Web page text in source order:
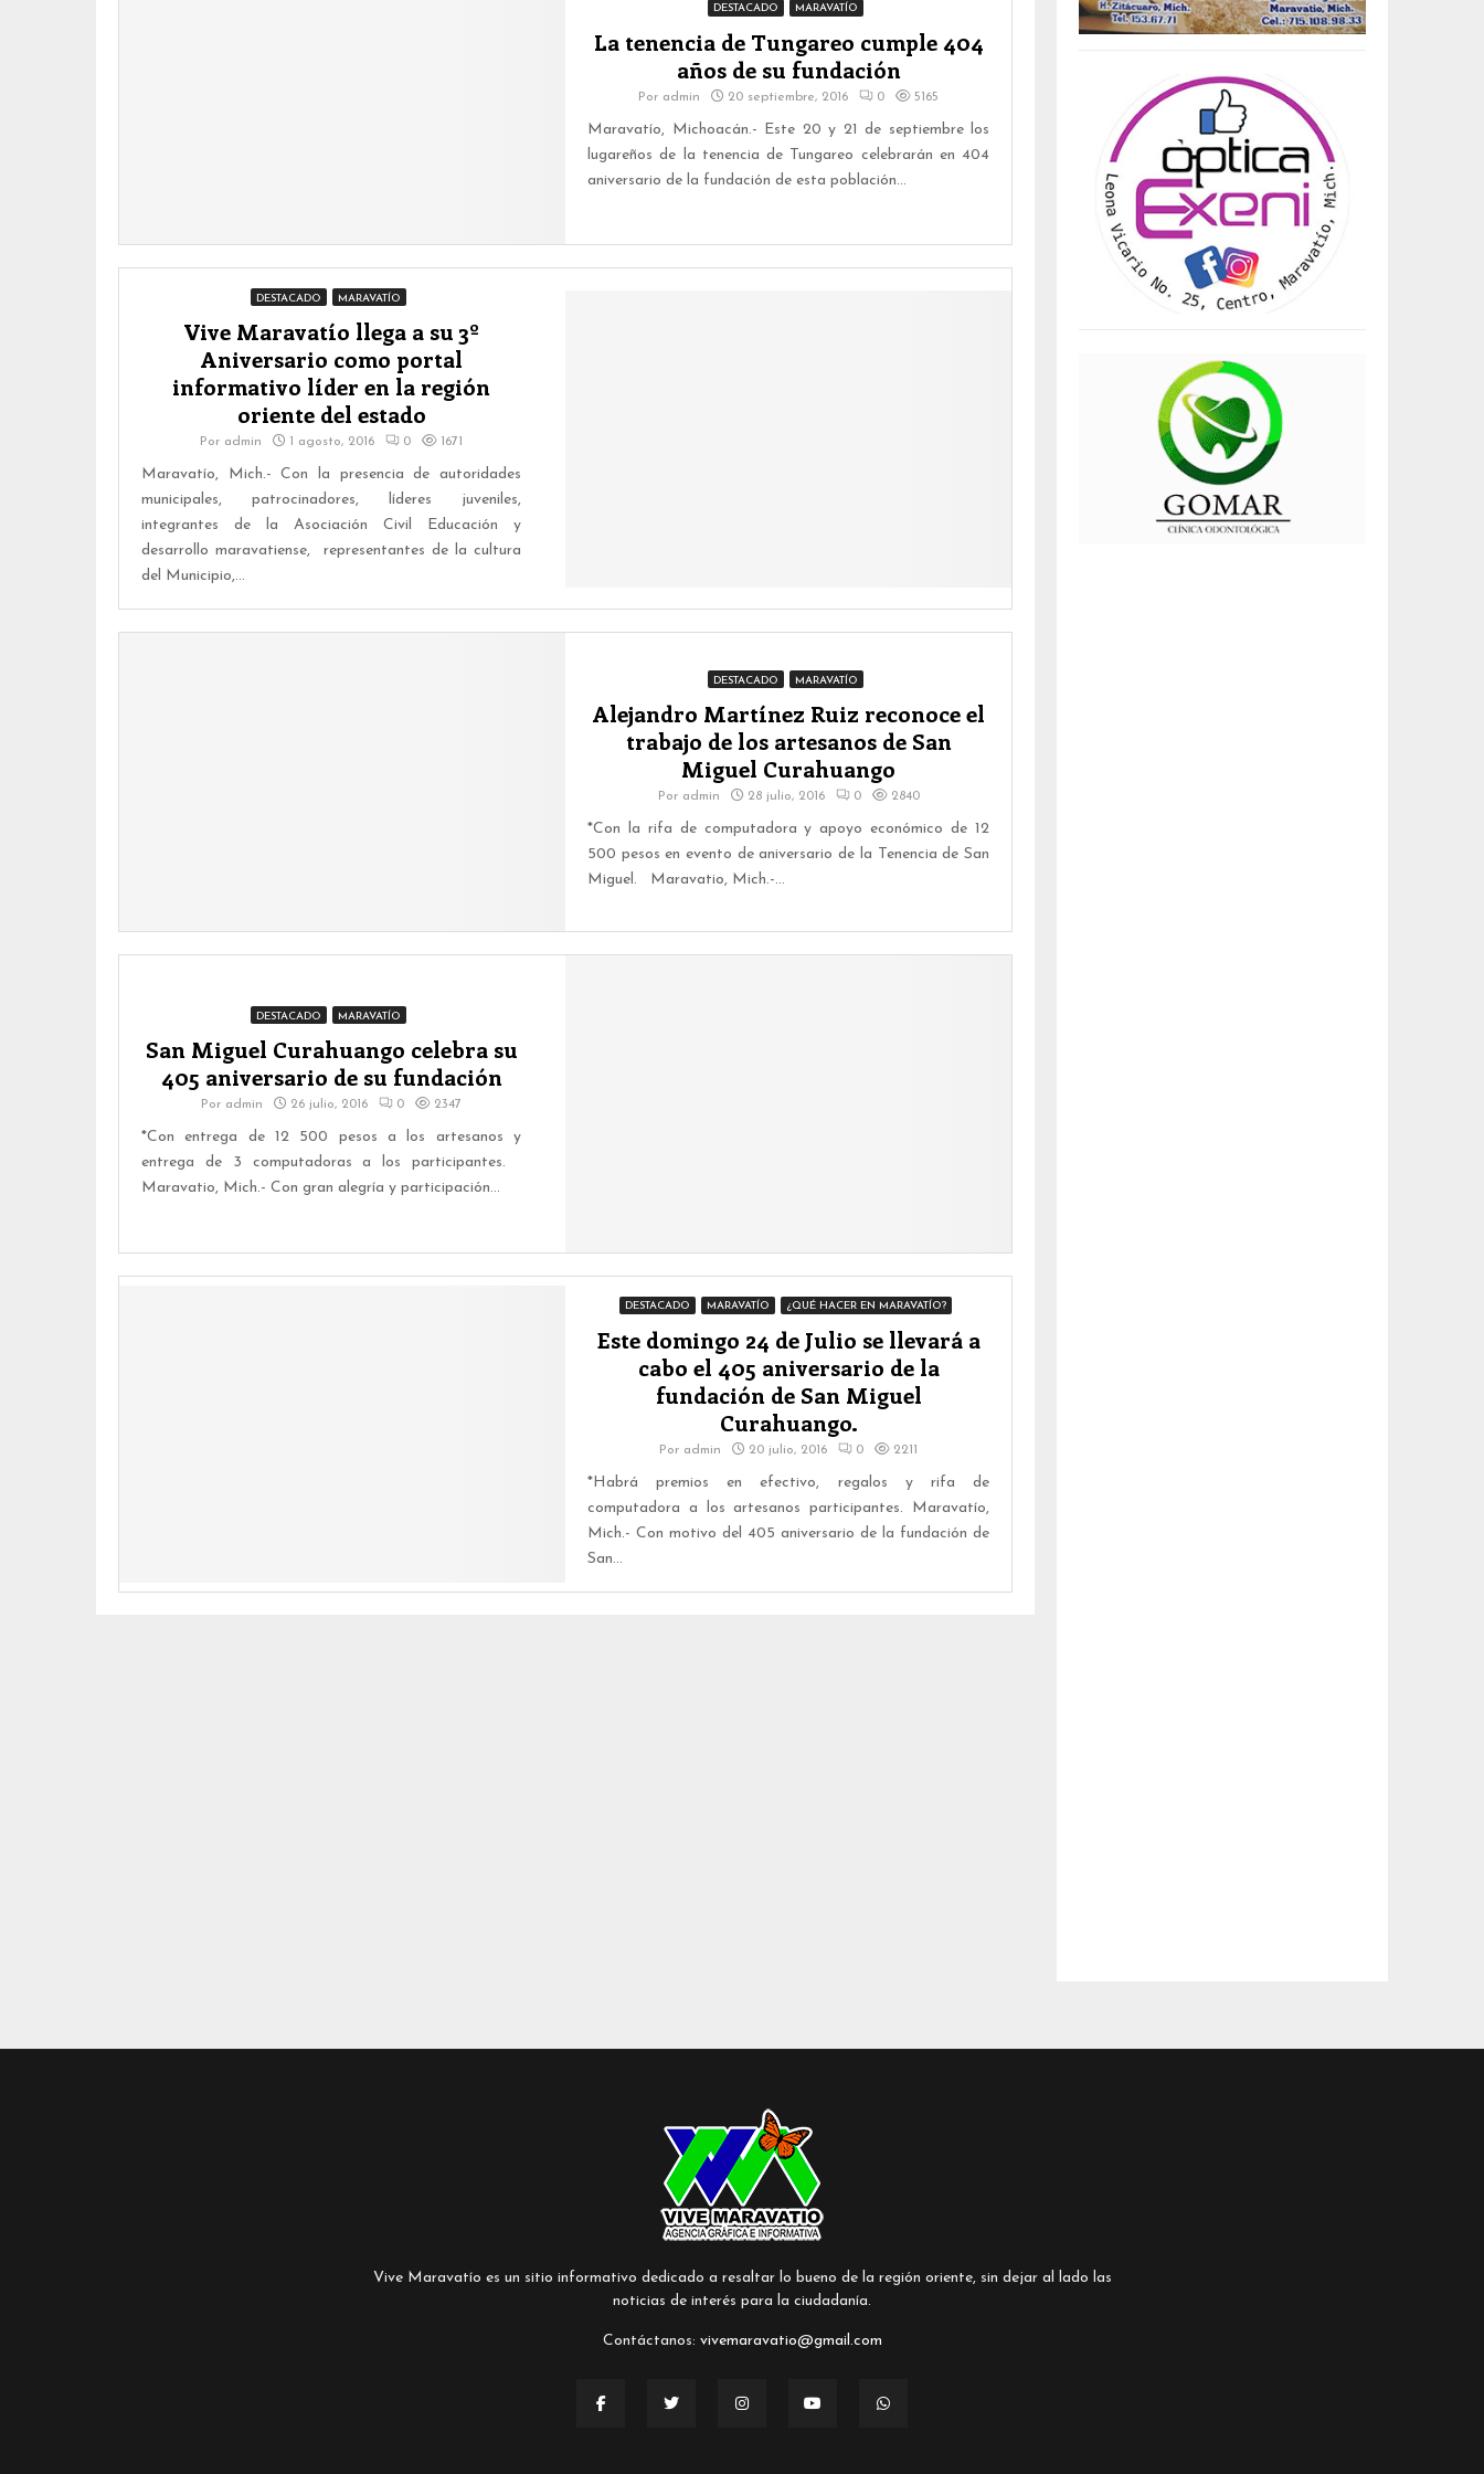
DESTACADO MARAVATÍO
La tenencia de Tungareo cumple 404
años de su fundación
Por admin 20 septiembre, 2016 0 5165
Maravatío, Michoacán.- Este 20 y 21 de septiembre los
lugareños de la tenencia de Tungareo celebrarán en 404
aniversario de la fundación de esta población...
DESTACADO MARAVATÍO
Vive Maravatío llega a su 3º
Aniversario como portal
informativo líder en la región
oriente del estado
Por admin 1 agosto, 2016 0 1671
Maravatío, Mich.- Con la presencia de autoridades
municipales, patrocinadores, líderes juveniles,
integrantes de la Asociación Civil Educación y
desarrollo maravatiense, representantes de la cultura
del Municipio,...
DESTACADO MARAVATÍO
Alejandro Martínez Ruiz reconoce el
trabajo de los artesanos de San
Miguel Curahuango
Por admin 28 julio, 2016 0 2840
*Con la rifa de computadora y apoyo económico de 12
500 pesos en evento de aniversario de la Tenencia de San
Miguel. Maravatio, Mich.-...
DESTACADO MARAVATÍO
San Miguel Curahuango celebra su
405 aniversario de su fundación
Por admin 26 julio, 2016 0 2347
*Con entrega de 12 500 pesos a los artesanos y
entrega de 3 computadoras a los participantes.
Maravatio, Mich.- Con gran alegría y participación...
DESTACADO MARAVATÍO ¿QUÉ HACER EN MARAVATÍO?
Este domingo 24 de Julio se llevará a
cabo el 405 aniversario de la
fundación de San Miguel
Curahuango.
Por admin 20 julio, 2016 0 2211
*Habrá premios en efectivo, regalos y rifa de
computadora a los artesanos participantes. Maravatío,
Mich.- Con motivo del 405 aniversario de la fundación de
San...
Vive Maravatío es un sitio informativo dedicado a resaltar lo bueno de la región oriente, sin dejar al lado las
noticias de interés para la ciudadanía.
Contáctanos: vivemaravatio@gmail.com